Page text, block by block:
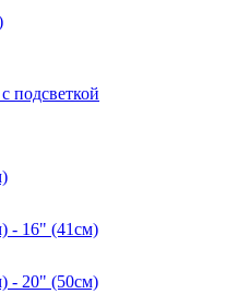
подсветкой
- 16" (41см)
- 20" (50см)